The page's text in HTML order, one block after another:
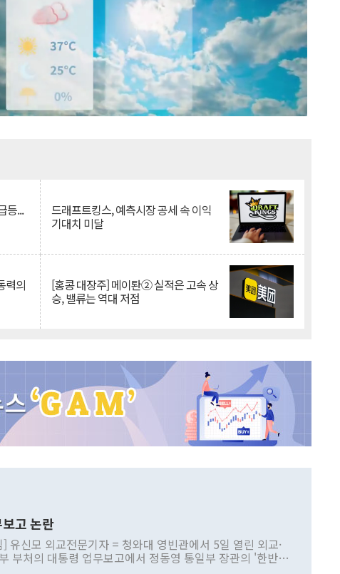
등... 드래프트킹스, 예측시장 공세 속 이익
기대치 미달
력의 [홍콩 대장주] 메이퇀② 실적은 고속 상
승, 밸류는 역대 저점
고 논란
유신모 외교전문기자 = 청와대 영빈관에서 5일 열린 외교·
부처의 대통령 업무보고에서 정동영 통일부 장관의 '한반도